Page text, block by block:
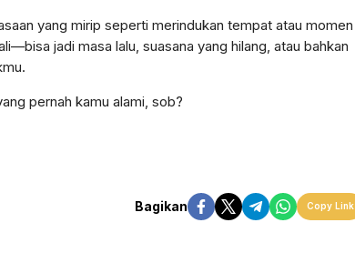
yang mirip seperti merindukan tempat atau momen
jadi masa lalu, suasana yang hilang, atau bahkan
pernah kamu alami, sob?
Bagikan Copy Link